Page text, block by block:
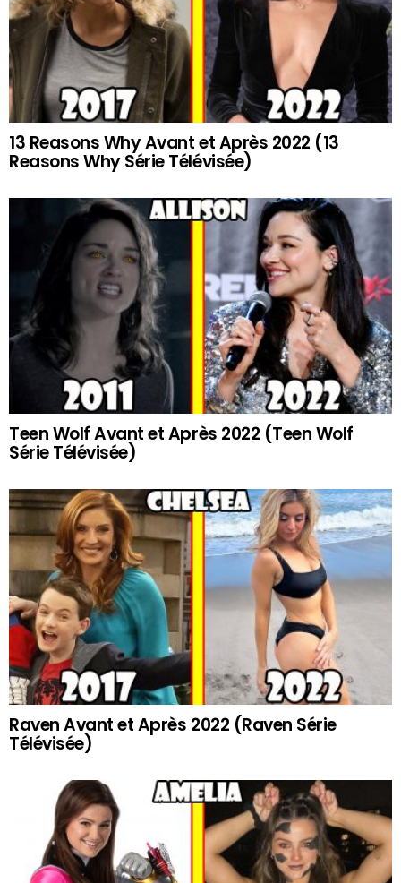
13 Reasons Why Avant et Après 2022 (13
Reasons Why Série Télévisée)
Teen Wolf Avant et Après 2022 (Teen Wolf
Série Télévisée)
Raven Avant et Après 2022 (Raven Série
Télévisée)